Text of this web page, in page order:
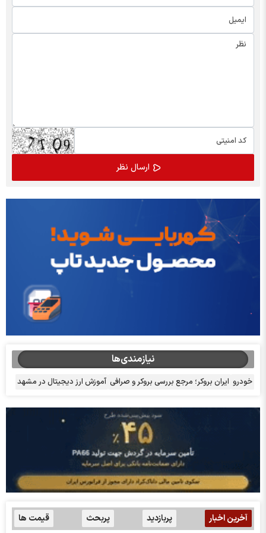
نیازمندی‌ها
خودرو ایران بروکر؛ مرجع بررسی بروکر و صرافی آموزش ارز دیجیتال در مشهد
آخرین اخبار پربازدید پربحث قیمت ها